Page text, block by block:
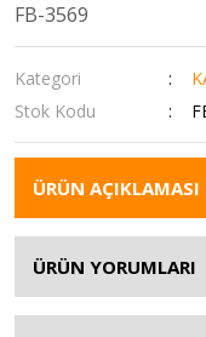
FB-3569
Kategori
Stok Kodu
ÜRÜN AÇIKLAMASI
ÜRÜN YORUMLARI